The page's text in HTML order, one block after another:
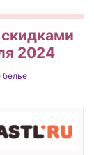
2024
белье